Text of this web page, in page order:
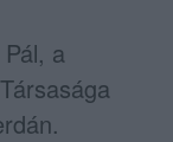
a